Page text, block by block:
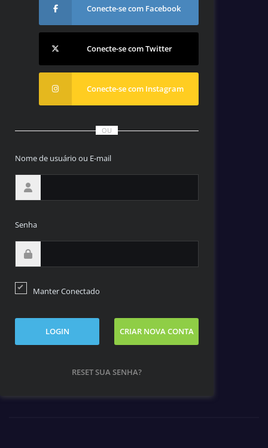
Conecte-se com Facebook
Conecte-se com Twitter
Conecte-se com Instagram
OU
Nome de usuário ou E-mail
Senha
Manter Conectado
LOGIN CRIAR NOVA CONTA
RESET SUA SENHA?